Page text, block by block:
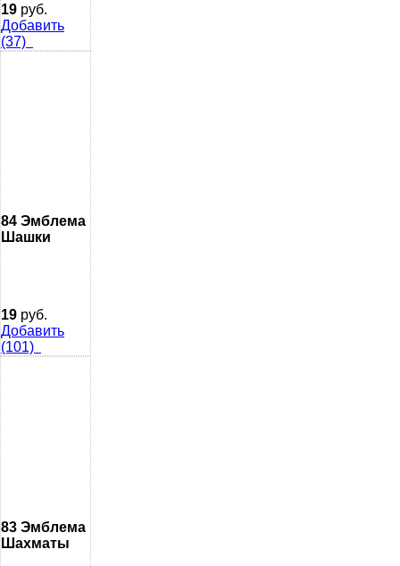
19 руб.
Добавить
(37)
84 Эмблема
Шашки
19 руб.
Добавить
(101)
83 Эмблема
Шахматы